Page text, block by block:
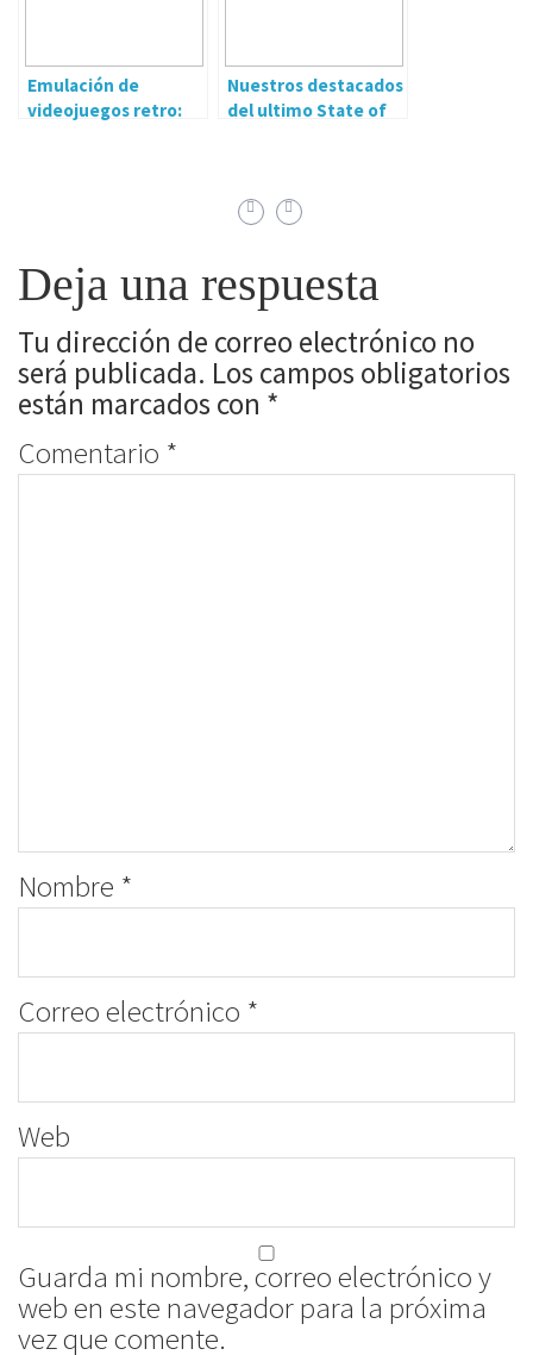
Emulación de
videojuegos retro:
Nuestros destacados
del ultimo State of
Deja una respuesta
Tu dirección de correo electrónico no
será publicada. Los campos obligatorios
están marcados con *
Comentario *
Nombre *
Correo electrónico *
Web
Guarda mi nombre, correo electrónico y
web en este navegador para la próxima
vez que comente.